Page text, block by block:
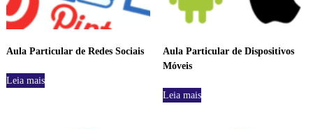
Aula Particular de Redes Sociais
Leia mais
Aula Particular de Dispositivos
Móveis
Leia mais